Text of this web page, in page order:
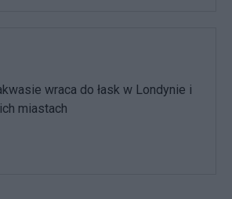
wraca do łask w Londynie i
miastach